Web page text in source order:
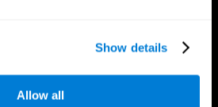
Show details
Allow all